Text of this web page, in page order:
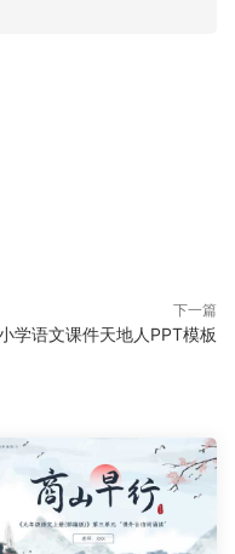
下一篇
学语文课件天地人PPT模板